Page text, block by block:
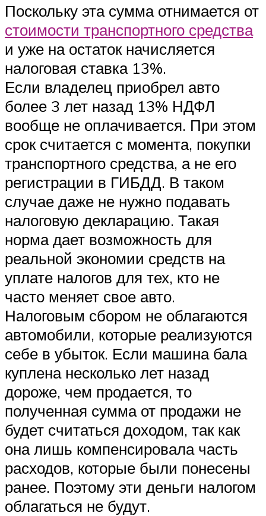
Поскольку эта сумма отнимается от
стоимости транспортного средства
и уже на остаток начисляется
налоговая ставка 13%.
Если владелец приобрел авто
более 3 лет назад 13% НДФЛ
вообще не оплачивается. При этом
срок считается с момента, покупки
транспортного средства, а не его
регистрации в ГИБДД. В таком
случае даже не нужно подавать
налоговую декларацию. Такая
норма дает возможность для
реальной экономии средств на
уплате налогов для тех, кто не
часто меняет свое авто.
Налоговым сбором не облагаются
автомобили, которые реализуются
себе в убыток. Если машина бала
куплена несколько лет назад
дороже, чем продается, то
полученная сумма от продажи не
будет считаться доходом, так как
она лишь компенсировала часть
расходов, которые были понесены
ранее. Поэтому эти деньги налогом
облагаться не будут.